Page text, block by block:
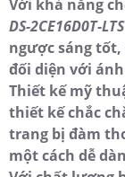
Với khả năng
DS-2CE16D0T-LTS
ngược sáng
đối diện với
Thiết kế mỹ
thiết kế chắc
trang bị đàm
một cách dễ